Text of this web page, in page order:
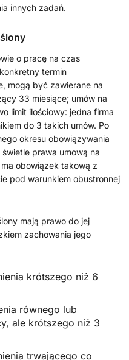
innych zadań.
o pracę na czas
termin
mogą być zawierane na
33 miesiące; umów na
limit ilościowy: jedna firma
do 3 takich umów. Po
okresu obowiązywania
prawa umową na
obowiązek takową z
pod warunkiem obustronnej
mają prawo do jej
zachowania jego
krótszego niż 6
równego lub
ale krótszego niż 3
trwającego co